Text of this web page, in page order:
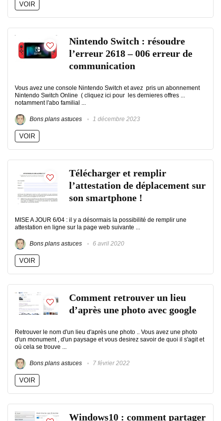
VOIR
Nintendo Switch : résoudre
l’erreur 2618 – 006 erreur de
communication
Vous avez une console Nintendo Switch et avez pris un abonnement
Nintendo Switch Online ( cliquez ici pour les dernieres offres ...
notamment l'abo familial ...
Bons plans astuces 1 décembre 2023
VOIR
Télécharger et remplir
l’attestation de déplacement sur
son smartphone !
MISE A JOUR 6/04 : il y a désormais la possibilité de remplir une
attestation en ligne sur la page web suivante ...
Bons plans astuces 6 avril 2020
VOIR
Comment retrouver un lieu
d’après une photo avec google
Retrouver le nom d'un lieu d'après une photo .. Vous avez une photo
d'un monument , d'un paysage et vous desirez savoir de quoi il s'agit et
où cela se trouve ...
Bons plans astuces 7 février 2022
VOIR
Windows10 : comment partager